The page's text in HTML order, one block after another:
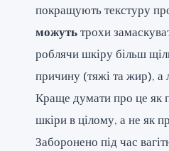
покращують текстуру
можутьтрохи
роблячи шкіру більш
причину (тяжі та жир), а
Краще думати про це як
шкіри в цілому, а не як
Заборонено під час